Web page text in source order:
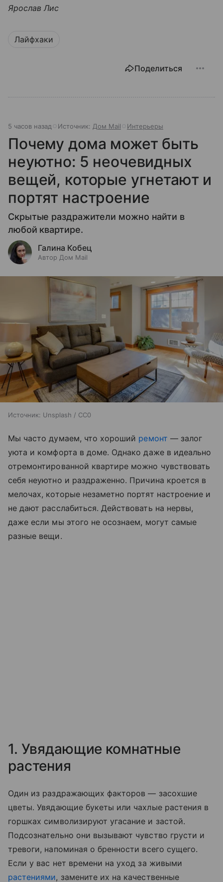
Ярослав Лис
Лайфхаки
Поделиться
5 часов назад Источник: Дом Mail Интерьеры
Почему дома может быть
неуютно: 5 неочевидных
вещей, которые угнетают и
портят настроение
Скрытые раздражители можно найти в
любой квартире.
Галина Кобец
Автор Дом Mail
Источник: Unsplash / CC0
Мы часто думаем, что хороший ремонт — залог
уюта и комфорта в доме. Однако даже в идеально
отремонтированной квартире можно чувствовать
себя неуютно и раздраженно. Причина кроется в
мелочах, которые незаметно портят настроение и
не дают расслабиться. Действовать на нервы,
даже если мы этого не осознаем, могут самые
разные вещи.
1. Увядающие комнатные
растения
Один из раздражающих факторов — засохшие
цветы. Увядающие букеты или чахлые растения в
горшках символизируют угасание и застой.
Подсознательно они вызывают чувство грусти и
тревоги, напоминая о бренности всего сущего.
Если у вас нет времени на уход за живыми
растениями, замените их на качественные